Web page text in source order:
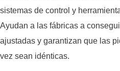
sistemas de control y
Ayudan a las fábricas a
ajustadas y garantizan que las
vez sean idénticas.